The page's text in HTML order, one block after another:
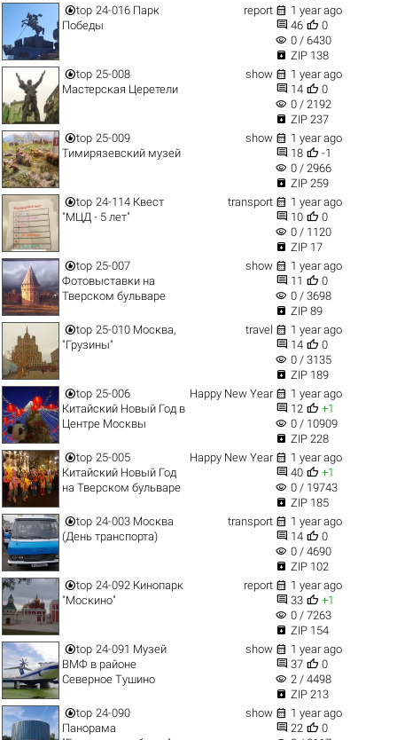
top 24-016 Парк
Победы
report  1 year ago
 46  0
visibility 0 / 6430
 ZIP 138
top 25-008
Мастерская Церетели
show  1 year ago
 14  0
visibility 0 / 2192
 ZIP 237
top 25-009
Тимирязевский музей
show  1 year ago
 18  -1
visibility 0 / 2966
 ZIP 259
top 24-114 Квест
"МЦД - 5 лет"
transport  1 year ago
 10  0
visibility 0 / 1120
 ZIP 17
top 25-007
Фотовыставки на
Тверском бульваре
show  1 year ago
 11  0
visibility 0 / 3698
 ZIP 89
top 25-010 Москва,
"Грузины"
travel  1 year ago
 14  0
visibility 0 / 3135
 ZIP 189
top 25-006
Китайский Новый Год в
Центре Москвы
Happy New Year  1 year ago
 12  +1
visibility 0 / 10909
 ZIP 228
top 25-005
Китайский Новый Год
на Тверском бульваре
Happy New Year  1 year ago
 40  +1
visibility 0 / 19743
 ZIP 185
top 24-003 Москва
(День транспорта)
transport  1 year ago
 14  0
visibility 0 / 4690
 ZIP 102
top 24-092 Кинопарк
"Москино"
report  1 year ago
 33  +1
visibility 0 / 7263
 ZIP 154
top 24-091 Музей
ВМФ в районе
Северное Тушино
show  1 year ago
 37  0
visibility 2 / 4498
 ZIP 213
top 24-090
Панорама
show  1 year ago
 22  0